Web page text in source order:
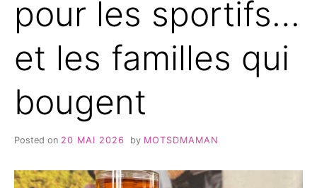
pour les sportifs…
et les familles qui
bougent
Posted on 20 MAI 2026 by MOTSDMAMAN